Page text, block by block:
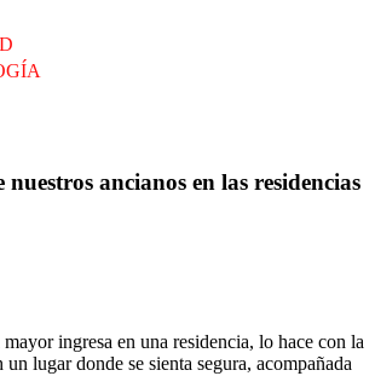
ancianos en las residencias
ingresa en una residencia, lo hace con la
un lugar donde se sienta segura, acompañada